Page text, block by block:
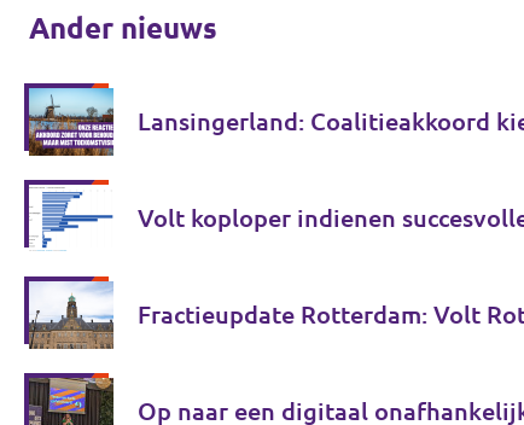
Ander nieuws
Lansingerland: Coalitieakkoord
Volt koploper indienen
Fractieupdate Rotterdam: Volt